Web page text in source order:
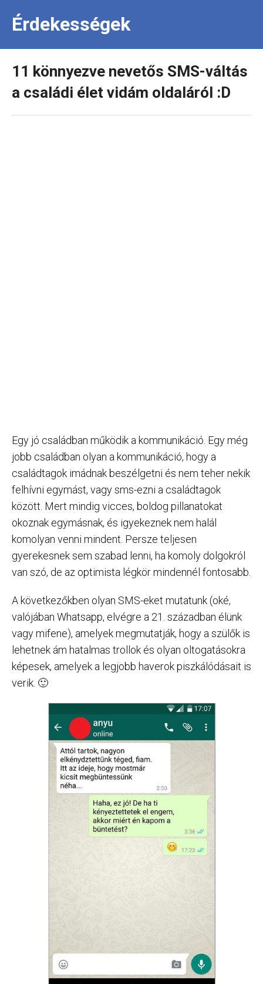
Érdekességek
11 könnyezve nevetős SMS-váltás
a családi élet vidám oldaláról :D
Egy jó családban működik a kommunikáció. Egy még
jobb családban olyan a kommunikáció, hogy a
családtagok imádnak beszélgetni és nem teher nekik
felhívni egymást, vagy sms-ezni a családtagok
között. Mert mindig vicces, boldog pillanatokat
okoznak egymásnak, és igyekeznek nem halál
komolyan venni mindent. Persze teljesen
gyerekesnek sem szabad lenni, ha komoly dolgokról
van szó, de az optimista légkör mindennél fontosabb.
A következőkben olyan SMS-eket mutatunk (oké,
valójában Whatsapp, elvégre a 21. században élünk
vagy mifene), amelyek megmutatják, hogy a szülők is
lehetnek ám hatalmas trollok és olyan oltogatásokra
képesek, amelyek a legjobb haverok piszkálódásait is
verik. 🙂